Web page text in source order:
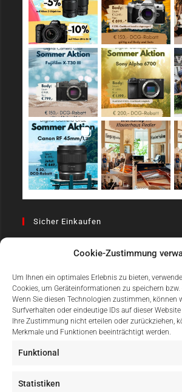
Cookie-Zustimmung
Um Ihnen ein optimales Erlebnis zu bieten,
Cookies, um Geräteinformationen zu speichern
Wenn Sie diesen Technologien zustimmen, können
Surfverhalten oder eindeutige IDs auf dieser
Ihre Zustimmung nicht erteilen oder zurückziehen,
Merkmale und Funktionen beeinträchtigt werden.
Funktional
Statistiken
Sicher Einkaufen
Einfach Online Bezahlen